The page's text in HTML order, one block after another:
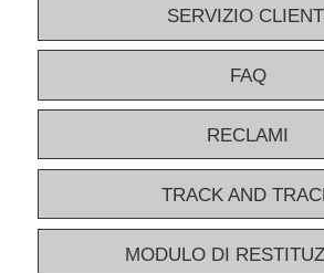
SERVIZIO CLIENTI
FAQ
RECLAMI
TRACK AND
MODULO DI